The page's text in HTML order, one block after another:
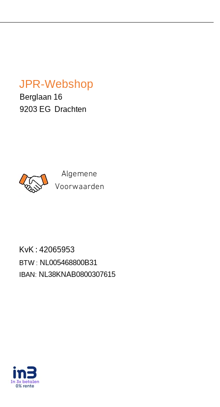
JPR-Webshop
Berglaan 16
9203 EG Drachten
Algemene
Voorwaarden
KvK : 42065953
BTW : NL005468800B31
IBAN: NL38KNAB0800307615